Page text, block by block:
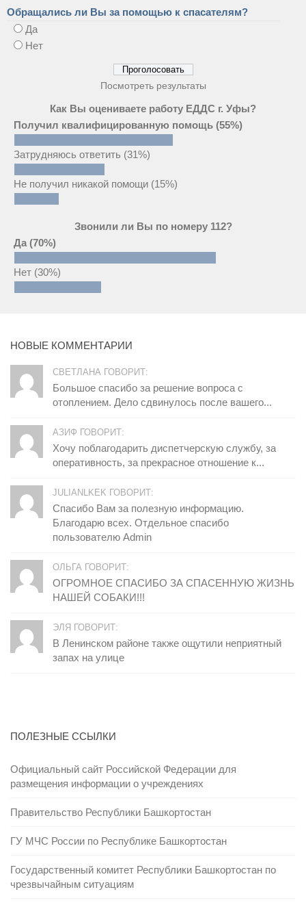
Обращались ли Вы за помощью к спасателям?
Да
Нет
Посмотреть результаты
Как Вы оцениваете работу ЕДДС г. Уфы?
Получил квалифицированную помощь (55%)
Затрудняюсь ответить (31%)
Не получил никакой помощи (15%)
Звонили ли Вы по номеру 112?
Да (70%)
Нет (30%)
НОВЫЕ КОММЕНТАРИИ
СВЕТЛАНА ГОВОРИТ:
Большое спасибо за решение вопроса с
отоплением. Дело сдвинулось после вашего...
АЗИФ ГОВОРИТ:
Хочу поблагодарить диспетчерскую службу, за
оперативность, за прекрасное отношение к...
JULIANLKEK ГОВОРИТ:
Спасибо Вам за полезную информацию.
Благодарю всех. Отдельное спасибо
пользователю Admin
ОЛЬГА ГОВОРИТ:
ОГРОМНОЕ СПАСИБО ЗА СПАСЕННУЮ ЖИЗНЬ
НАШЕЙ СОБАКИ!!!
ЭЛЯ ГОВОРИТ:
В Ленинском районе также ощутили неприятный
запах на улице
ПОЛЕЗНЫЕ ССЫЛКИ
Официальный сайт Российской Федерации для
размещения информации о учреждениях
Правительство Республики Башкортостан
ГУ МЧС России по Республике Башкортостан
Государственный комитет Республики Башкортостан по
чрезвычайным ситуациям